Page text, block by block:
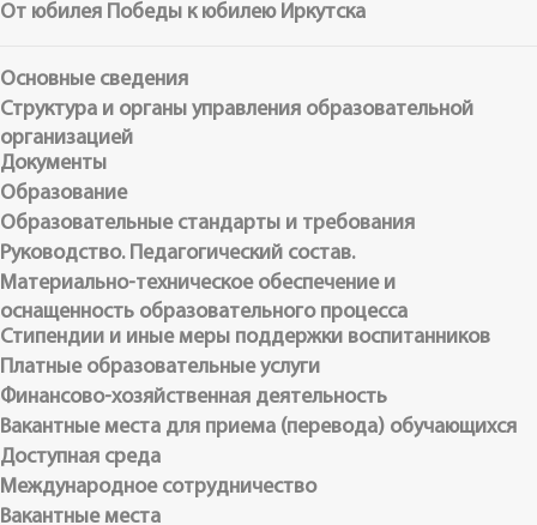
От юбилея Победы к юбилею Иркутска
Основные сведения
Структура и органы управления образовательной
организацией
Документы
Образование
Образовательные стандарты и требования
Руководство. Педагогический состав.
Материально-техническое обеспечение и
оснащенность образовательного процесса
Стипендии и иные меры поддержки воспитанников
Платные образовательные услуги
Финансово-хозяйственная деятельность
Вакантные места для приема (перевода) обучающихся
Доступная среда
Международное сотрудничество
Вакантные места